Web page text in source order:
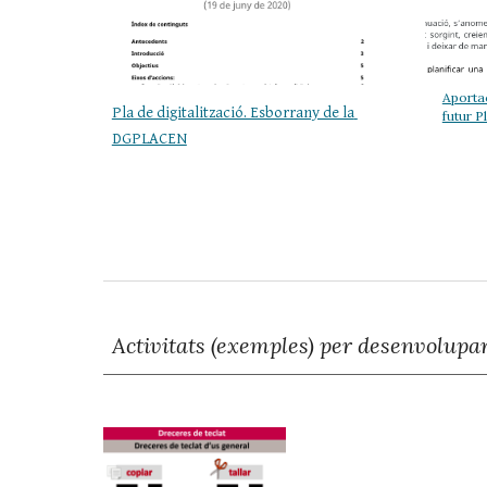
Pla de digitalització. Esborrany de la
DGPLACEN
futur
Activitats (exemples) per